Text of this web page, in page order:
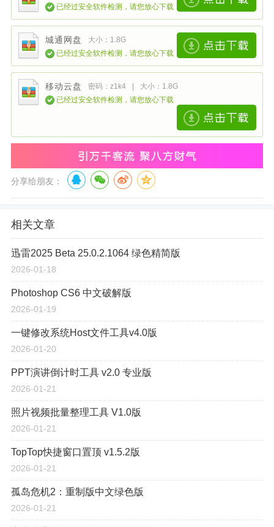
已经过安全软件检测，请您放心下载
城通网盘
大小：1.8G
已经过安全软件检测，请您放心下载
移动云盘 密码：z1k4 |
大小：1.8G
已经过安全软件检测，请您放心下载
分享给朋友：
相关文章
迅雷2025 Beta 25.0.2.1064 绿色精简版
2026-01-18
Photoshop CS6 中文破解版
2026-01-19
一键修改系统Host文件工具v4.0版
2026-01-20
PPT演讲倒计时工具 v2.0 专业版
2026-01-21
照片视频批量整理工具 V1.0版
2026-01-21
TopTop快捷窗口置顶 v1.5.2版
2026-01-21
孤岛危机2：重制版中文绿色版
2026-01-21